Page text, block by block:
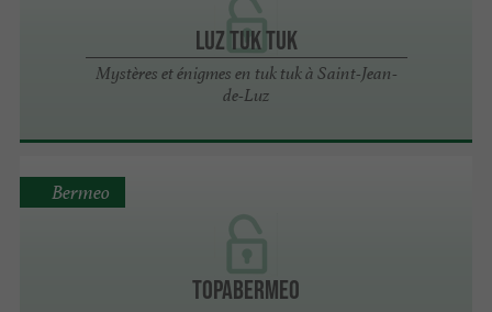
Luz Tuk Tuk
Mystères et énigmes en tuk tuk à Saint-Jean-
de-Luz
TopaBermeo
Bermeo